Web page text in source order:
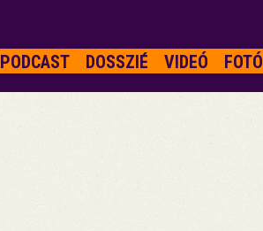
PODCAST DOSSZIÉ VIDEÓ FOTÓ